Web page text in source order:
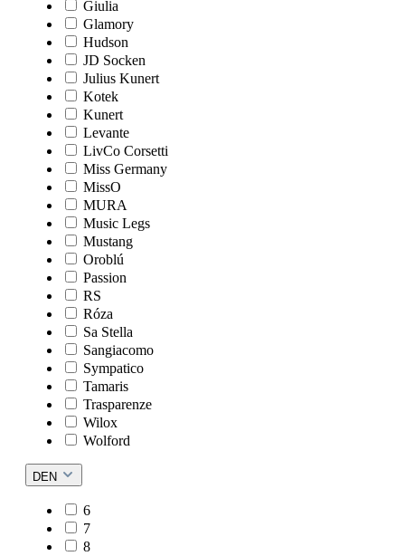
Giulia
Glamory
Hudson
JD Socken
Julius Kunert
Kotek
Kunert
Levante
LivCo Corsetti
Miss Germany
MissO
MURA
Music Legs
Mustang
Oroblú
Passion
RS
Róza
Sa Stella
Sangiacomo
Sympatico
Tamaris
Trasparenze
Wilox
Wolford
DEN
6
7
8